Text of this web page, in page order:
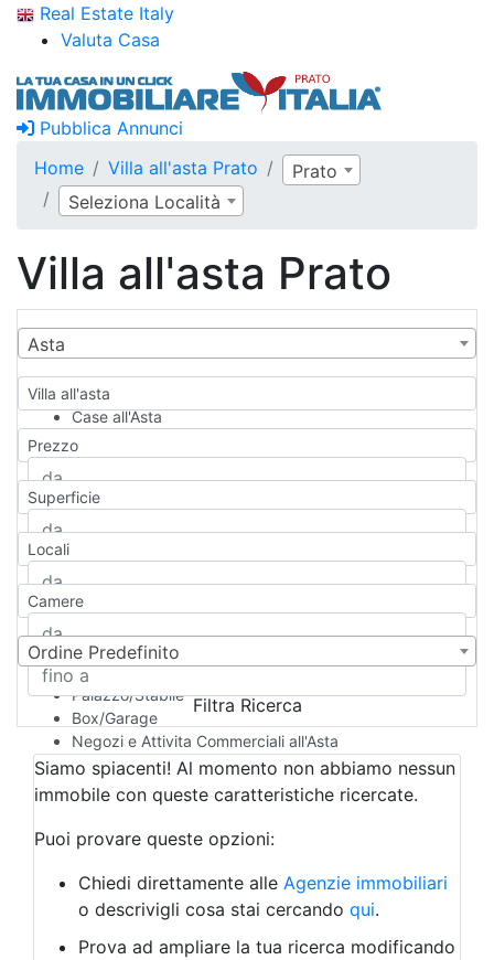
Real Estate Italy
Valuta Casa
Pubblica Annunci
Home
Villa all'asta Prato
Prato
Seleziona Località
Villa all'asta Prato
Asta
Villa all'asta
Case all'Asta
Qualsiasi
Appartamento
Casa indipendente
Casa Semi-indipendente
Attico/Mansarda
Rustico/Casale
Camera d'Albergo
Multiproprietà
Palazzo/Stabile
Box/Garage
Negozi e Attivita Commerciali all'Asta
Qualsiasi
Attività/Licenza Commerciale
Azienda Agricola
Bar/Ristorante
Albergo
Laboratorio Artigianale
Negozio/locale commerciale
Agriturismo
Prezzo
Superficie
Locali
Camere
Ordine Predefinito
Filtra Ricerca
Siamo spiacenti! Al momento non abbiamo nessun
immobile con queste caratteristiche ricercate.
Puoi provare queste opzioni:
Chiedi direttamente alle Agenzie immobiliari
o descrivigli cosa stai cercando qui.
Prova ad ampliare la tua ricerca modificando